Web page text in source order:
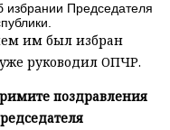
избрании Председателя
им был избран
руководил ОПЧР.
поздравления